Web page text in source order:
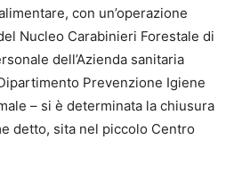
con un’operazione
Nucleo Carabinieri Forestale di
dell’Azienda sanitaria
Prevenzione Igiene
– si è determinata la chiusura
detto, sita nel piccolo Centro